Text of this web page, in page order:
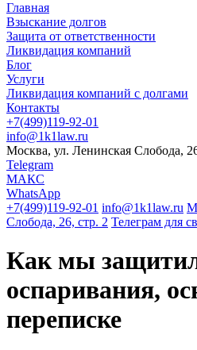
Главная
Взыскание долгов
Защита от ответственности
Ликвидация компаний
Блог
Услуги
Ликвидация компаний с долгами
Контакты
+7(499)119-92-01
info@1k1law.ru
Москва, ул. Ленинская Слобода,
Telegram
МАКС
WhatsApp
+7(499)119-92-01 info@1k1law.ru
Слобода, 26, стр. 2 Телеграм для
Как мы
оспаривания,
переписке